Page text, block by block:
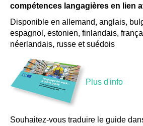
compétences langagières en lien
Disponible en allemand, anglais,
espagnol, estonien, finlandais,
néerlandais, russe et suédois
Plus d'info
Souhaitez-vous traduire le guide